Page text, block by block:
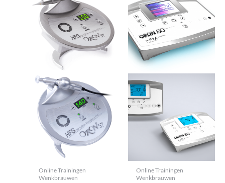
Online Trainingen
Wenkbrauwen
Online Trainingen
Wenkbrauwen